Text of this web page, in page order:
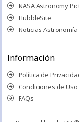
NASA Astronomy
HubbleSite
Noticias Astronomía
Información
Política de
Condiciones de
FAQs